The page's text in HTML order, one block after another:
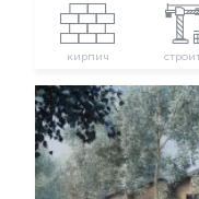
кирпич